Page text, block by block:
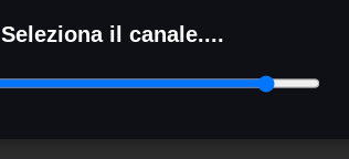
Seleziona il canale....